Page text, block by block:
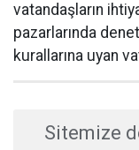
vatandaşların
pazarlarında
kurallarına uyan
Sitemize